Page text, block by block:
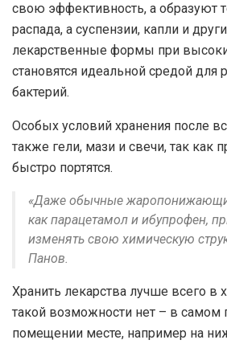
свою эффективность, а образуют
распада, а суспензии, капли и
лекарственные формы при
становятся идеальной средой для
бактерий.
Особых условий хранения после
также гели, мази и свечи, так как
быстро портятся.
«Даже обычные
как парацетамол и ибупрофен,
изменять свою химическую
Панов.
Хранить лекарства лучше всего в
такой возможности нет – в самом
помещении месте, например на